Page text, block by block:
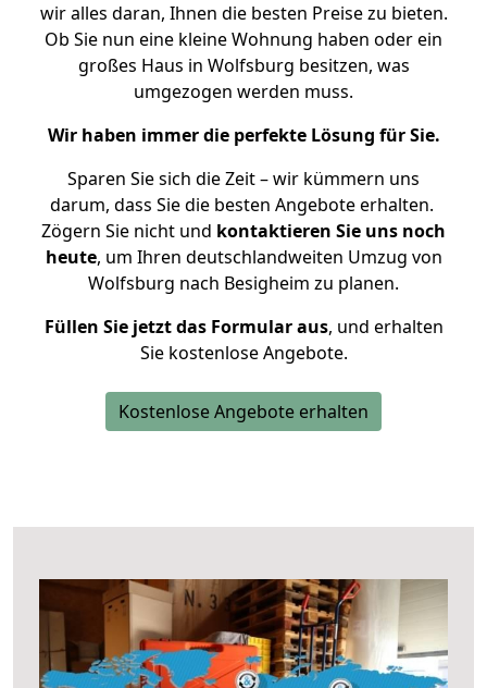
wir alles daran, Ihnen die besten Preise zu bieten.
Ob Sie nun eine kleine Wohnung haben oder ein
großes Haus in Wolfsburg besitzen, was
umgezogen werden muss.
Wir haben immer die perfekte Lösung für Sie.
Sparen Sie sich die Zeit – wir kümmern uns
darum, dass Sie die besten Angebote erhalten.
Zögern Sie nicht und kontaktieren Sie uns noch
heute, um Ihren deutschlandweiten Umzug von
Wolfsburg nach Besigheim zu planen.
Füllen Sie jetzt das Formular aus, und erhalten
Sie kostenlose Angebote.
Kostenlose Angebote erhalten